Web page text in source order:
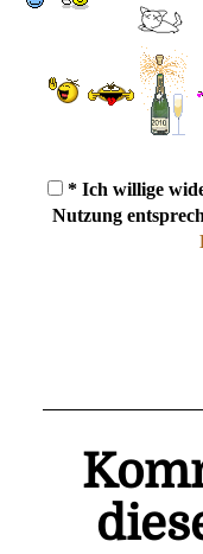
* Ich willige
Nutzung